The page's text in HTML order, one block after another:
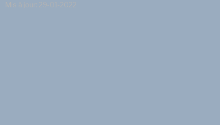
Mis à jour: 29-01-2022